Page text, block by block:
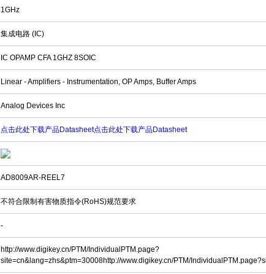
1GHz
集成电路 (IC)
IC OPAMP CFA 1GHZ 8SOIC
Linear - Amplifiers - Instrumentation, OP Amps, Buffer Amps
Analog Devices Inc
点击此处下载产品Datasheet点击此处下载产品Datasheet
AD8009AR-REEL7
不符合限制有害物质指令(RoHS)规范要求
-
http://www.digikey.cn/PTM/IndividualPTM.page?
site=cn&lang=zhs&ptm=30008http://www.digikey.cn/PTM/